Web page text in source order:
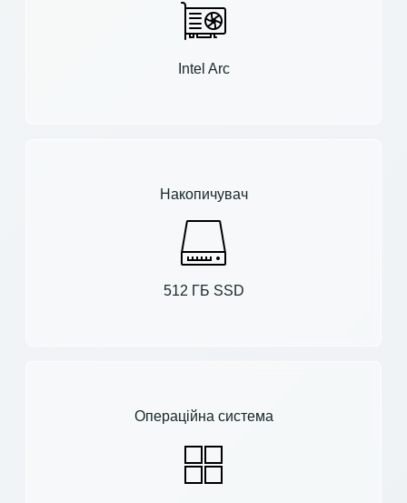
Intel Arc
Накопичувач
512 ГБ SSD
Операційна система